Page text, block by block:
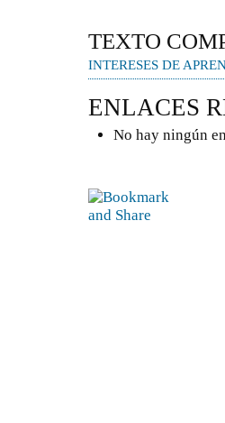
TEXTO
INTERESES DE
ENLACES
No hay ningún